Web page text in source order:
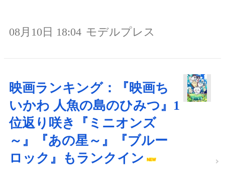
08月10日 18:04 モデルプレス
映画ランキング：『映画ち
いかわ 人魚の島のひみつ』1
位返り咲き『ミニオンズ
～』『あの星～』『ブルー
ロック』もランクイン